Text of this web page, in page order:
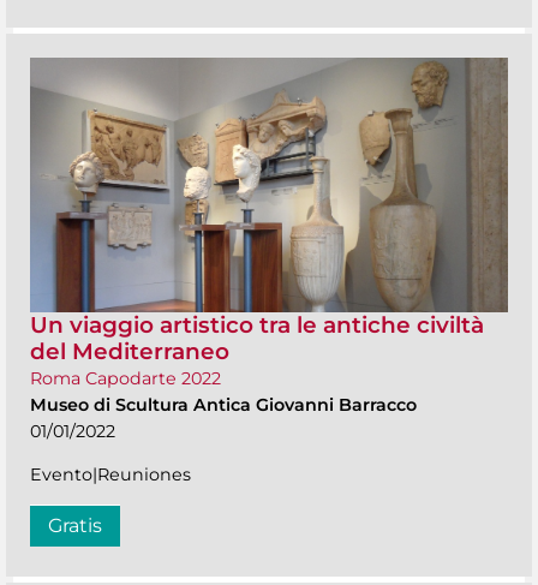
Un viaggio artistico tra le antiche civiltà
del Mediterraneo
Roma Capodarte 2022
Museo di Scultura Antica Giovanni Barracco
01/01/2022
Evento|Reuniones
Gratis